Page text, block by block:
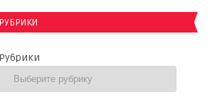
РУБРИКИ
Рубрики